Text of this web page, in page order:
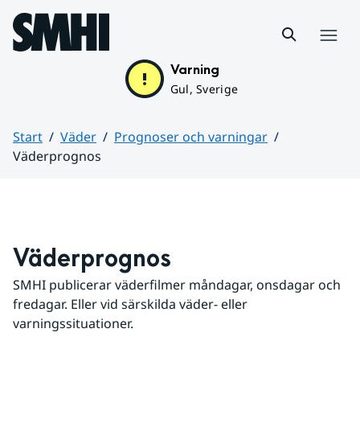
Hoppa till sidans innehåll
Varning
Gul, Sverige
Start Väder
Prognoser och varningar
Väderprognos
Väderprognos
SMHI publicerar väderfilmer måndagar, onsdagar och
fredagar. Eller vid särskilda väder- eller
varningssituationer.